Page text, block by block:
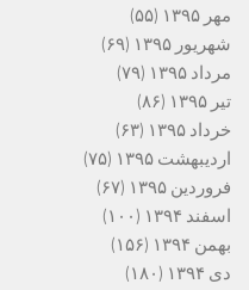
مهر ۱۳۹۵
(۵۵)
شهریور ۱۳۹۵
(۶۹)
مرداد ۱۳۹۵
(۷۹)
تیر ۱۳۹۵
(۸۶)
خرداد ۱۳۹۵
(۶۳)
اردیبهشت ۱۳۹۵
(۷۵)
فروردین ۱۳۹۵
(۶۷)
اسفند ۱۳۹۴
(۱۰۰)
بهمن ۱۳۹۴
(۱۵۶)
دی ۱۳۹۴
(۱۸۰)